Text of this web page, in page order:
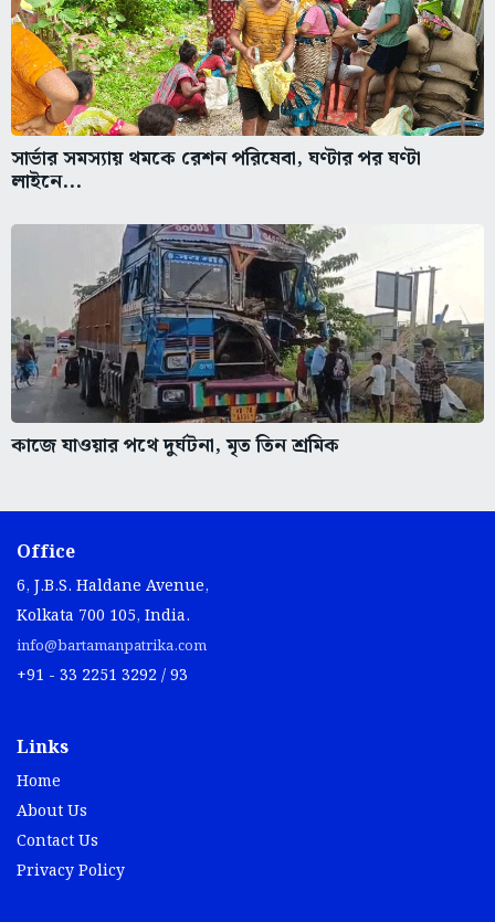
সার্ভার সমস্যায় থমকে রেশন পরিষেবা, ঘণ্টার পর ঘণ্টা
লাইনে...
কাজে যাওয়ার পথে দুর্ঘটনা, মৃত তিন শ্রমিক
Office
6, J.B.S. Haldane Avenue,
Kolkata 700 105, India.
info@bartamanpatrika.com
+91 - 33 2251 3292 / 93
Links
Home
About Us
Contact Us
Privacy Policy